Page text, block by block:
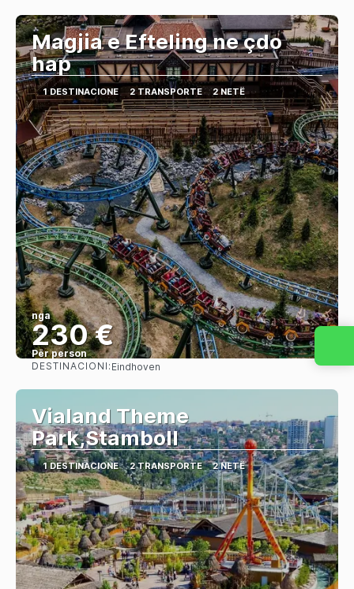
Magjia e Efteling ne çdo
hap
1 DESTINACIONE 2 TRANSPORTE 2 NETË
nga
230 €
Për person
DESTINACIONI: Eindhoven
Vialand Theme
Park,Stamboll
1 DESTINACIONE 2 TRANSPORTE 2 NETË